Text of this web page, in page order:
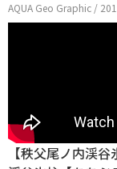
AQUA Geo Graphic /
【秩父尾ノ内渓